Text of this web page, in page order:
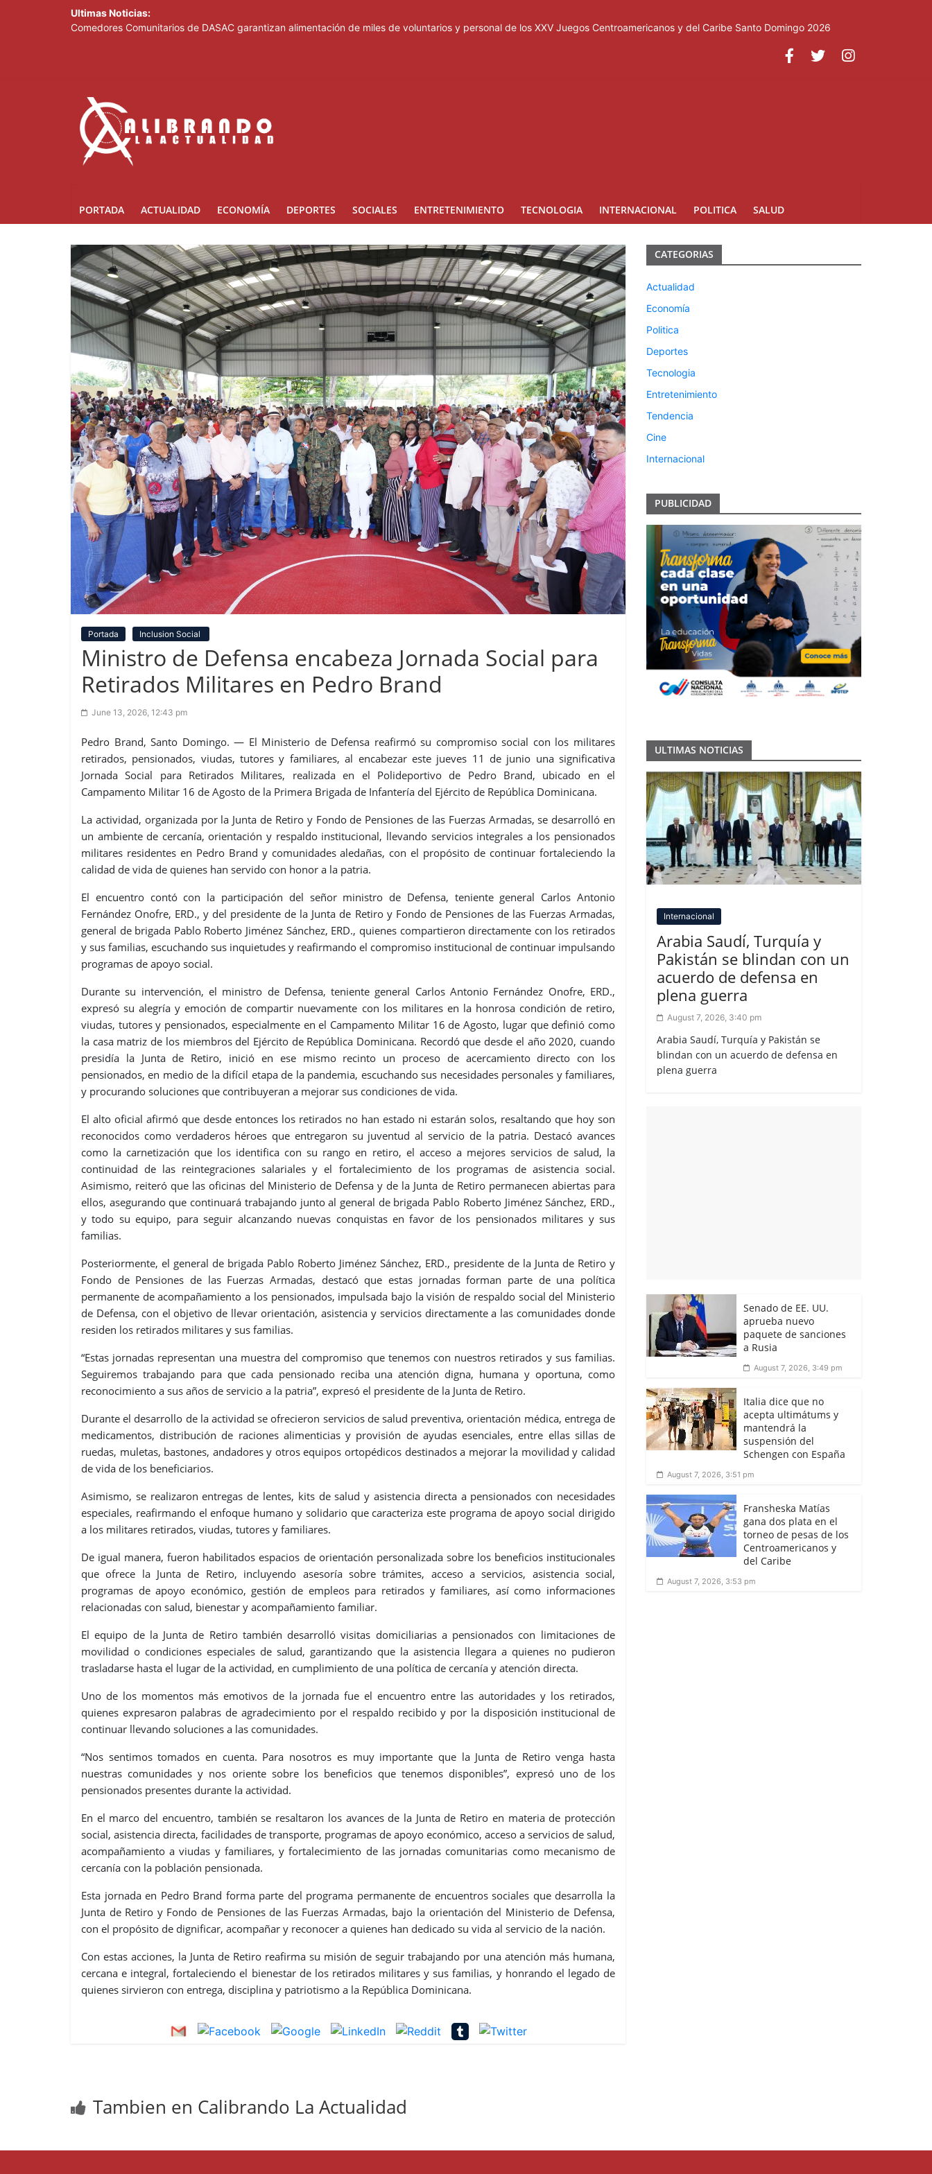
Ultimas Noticias:
Fransheska Matías gana dos plata en el torneo de pesas de los Centroamericanos y del Caribe
PORTADA ACTUALIDAD ECONOMÍA DEPORTES SOCIALES ENTRETENIMIENTO TECNOLOGIA INTERNACIONAL POLITICA SALUD
Portada Inclusion Social
Ministro de Defensa encabeza Jornada Social para
Retirados Militares en Pedro Brand
June 13, 2026, 12:43 pm
Pedro Brand, Santo Domingo. — El Ministerio de Defensa reafirmó su compromiso social con los militares
retirados, pensionados, viudas, tutores y familiares, al encabezar este jueves 11 de junio una significativa
Jornada Social para Retirados Militares, realizada en el Polideportivo de Pedro Brand, ubicado en el
Campamento Militar 16 de Agosto de la Primera Brigada de Infantería del Ejército de República Dominicana.
La actividad, organizada por la Junta de Retiro y Fondo de Pensiones de las Fuerzas Armadas, se desarrolló en
un ambiente de cercanía, orientación y respaldo institucional, llevando servicios integrales a los pensionados
militares residentes en Pedro Brand y comunidades aledañas, con el propósito de continuar fortaleciendo la
calidad de vida de quienes han servido con honor a la patria.
El encuentro contó con la participación del señor ministro de Defensa, teniente general Carlos Antonio
Fernández Onofre, ERD., y del presidente de la Junta de Retiro y Fondo de Pensiones de las Fuerzas Armadas,
general de brigada Pablo Roberto Jiménez Sánchez, ERD., quienes compartieron directamente con los retirados
y sus familias, escuchando sus inquietudes y reafirmando el compromiso institucional de continuar impulsando
programas de apoyo social.
Durante su intervención, el ministro de Defensa, teniente general Carlos Antonio Fernández Onofre, ERD.,
expresó su alegría y emoción de compartir nuevamente con los militares en la honrosa condición de retiro,
viudas, tutores y pensionados, especialmente en el Campamento Militar 16 de Agosto, lugar que definió como
la casa matriz de los miembros del Ejército de República Dominicana. Recordó que desde el año 2020, cuando
presidía la Junta de Retiro, inició en ese mismo recinto un proceso de acercamiento directo con los
pensionados, en medio de la difícil etapa de la pandemia, escuchando sus necesidades personales y familiares,
y procurando soluciones que contribuyeran a mejorar sus condiciones de vida.
El alto oficial afirmó que desde entonces los retirados no han estado ni estarán solos, resaltando que hoy son
reconocidos como verdaderos héroes que entregaron su juventud al servicio de la patria. Destacó avances
como la carnetización que los identifica con su rango en retiro, el acceso a mejores servicios de salud, la
continuidad de las reintegraciones salariales y el fortalecimiento de los programas de asistencia social.
Asimismo, reiteró que las oficinas del Ministerio de Defensa y de la Junta de Retiro permanecen abiertas para
ellos, asegurando que continuará trabajando junto al general de brigada Pablo Roberto Jiménez Sánchez, ERD.,
y todo su equipo, para seguir alcanzando nuevas conquistas en favor de los pensionados militares y sus
familias.
Posteriormente, el general de brigada Pablo Roberto Jiménez Sánchez, ERD., presidente de la Junta de Retiro y
Fondo de Pensiones de las Fuerzas Armadas, destacó que estas jornadas forman parte de una política
permanente de acompañamiento a los pensionados, impulsada bajo la visión de respaldo social del Ministerio
de Defensa, con el objetivo de llevar orientación, asistencia y servicios directamente a las comunidades donde
residen los retirados militares y sus familias.
“Estas jornadas representan una muestra del compromiso que tenemos con nuestros retirados y sus familias.
Seguiremos trabajando para que cada pensionado reciba una atención digna, humana y oportuna, como
reconocimiento a sus años de servicio a la patria”, expresó el presidente de la Junta de Retiro.
Durante el desarrollo de la actividad se ofrecieron servicios de salud preventiva, orientación médica, entrega de
medicamentos, distribución de raciones alimenticias y provisión de ayudas esenciales, entre ellas sillas de
ruedas, muletas, bastones, andadores y otros equipos ortopédicos destinados a mejorar la movilidad y calidad
de vida de los beneficiarios.
Asimismo, se realizaron entregas de lentes, kits de salud y asistencia directa a pensionados con necesidades
especiales, reafirmando el enfoque humano y solidario que caracteriza este programa de apoyo social dirigido
a los militares retirados, viudas, tutores y familiares.
De igual manera, fueron habilitados espacios de orientación personalizada sobre los beneficios institucionales
que ofrece la Junta de Retiro, incluyendo asesoría sobre trámites, acceso a servicios, asistencia social,
programas de apoyo económico, gestión de empleos para retirados y familiares, así como informaciones
relacionadas con salud, bienestar y acompañamiento familiar.
El equipo de la Junta de Retiro también desarrolló visitas domiciliarias a pensionados con limitaciones de
movilidad o condiciones especiales de salud, garantizando que la asistencia llegara a quienes no pudieron
trasladarse hasta el lugar de la actividad, en cumplimiento de una política de cercanía y atención directa.
Uno de los momentos más emotivos de la jornada fue el encuentro entre las autoridades y los retirados,
quienes expresaron palabras de agradecimiento por el respaldo recibido y por la disposición institucional de
continuar llevando soluciones a las comunidades.
“Nos sentimos tomados en cuenta. Para nosotros es muy importante que la Junta de Retiro venga hasta
nuestras comunidades y nos oriente sobre los beneficios que tenemos disponibles”, expresó uno de los
pensionados presentes durante la actividad.
En el marco del encuentro, también se resaltaron los avances de la Junta de Retiro en materia de protección
social, asistencia directa, facilidades de transporte, programas de apoyo económico, acceso a servicios de salud,
acompañamiento a viudas y familiares, y fortalecimiento de las jornadas comunitarias como mecanismo de
cercanía con la población pensionada.
Esta jornada en Pedro Brand forma parte del programa permanente de encuentros sociales que desarrolla la
Junta de Retiro y Fondo de Pensiones de las Fuerzas Armadas, bajo la orientación del Ministerio de Defensa,
con el propósito de dignificar, acompañar y reconocer a quienes han dedicado su vida al servicio de la nación.
Con estas acciones, la Junta de Retiro reafirma su misión de seguir trabajando por una atención más humana,
cercana e integral, fortaleciendo el bienestar de los retirados militares y sus familias, y honrando el legado de
quienes sirvieron con entrega, disciplina y patriotismo a la República Dominicana.
Tambien en Calibrando La Actualidad
CATEGORIAS
Actualidad
Economía
Politica
Deportes
Tecnologia
Entretenimiento
Tendencia
Cine
Internacional
PUBLICIDAD
ULTIMAS NOTICIAS
Internacional
Arabia Saudí, Turquía y
Pakistán se blindan con un
acuerdo de defensa en
plena guerra
August 7, 2026, 3:40 pm
Arabia Saudí, Turquía y Pakistán se
blindan con un acuerdo de defensa en
plena guerra
Senado de EE. UU.
aprueba nuevo
paquete de sanciones
a Rusia
August 7, 2026, 3:49 pm
Italia dice que no
acepta ultimátums y
mantendrá la
suspensión del
Schengen con España
August 7, 2026, 3:51 pm
Fransheska Matías
gana dos plata en el
torneo de pesas de los
Centroamericanos y
del Caribe
August 7, 2026, 3:53 pm